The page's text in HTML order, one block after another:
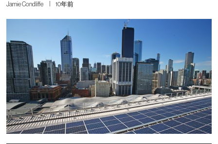
Jamie Condliffe 10年前